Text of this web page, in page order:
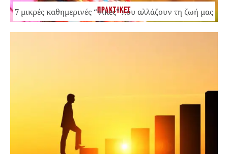
ΠΡΑΚΤΙΚΕΣ
7 μικρές καθημερινές “νίκες” που αλλάζουν τη ζωή μας